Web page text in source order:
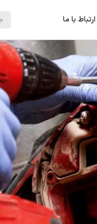
ارتباط با ما